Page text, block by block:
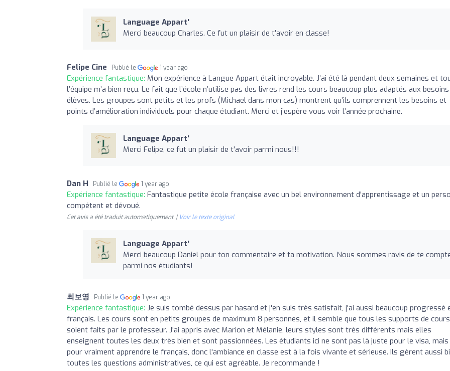
Language Appart'
Merci beaucoup Charles. Ce fut un plaisir de t’avoir en classe!
Felipe Cine Publié le 1 year ago
Expérience fantastique: Mon expérience à Langue Appart était incroyable. J’ai été là pendant deux semaines et
l’équipe m’a bien reçu. Le fait que l’école n’utilise pas des livres rend les cours beaucoup plus adaptés aux
élèves. Les groupes sont petits et les profs (Michael dans mon cas) montrent qu’ils comprennent les besoins et
points d’amélioration individuels pour chaque étudiant. Merci et j’espère vous voir l’année prochaine.
Language Appart'
Merci Felipe, ce fut un plaisir de t'avoir parmi nous!!!
Dan H Publié le 1 year ago
Expérience fantastique: Fantastique petite école française avec un bel environnement d'apprentissage et un
compétent et dévoué.
Cet avis a été traduit automatiquement. | Voir le texte original
Language Appart'
Merci beaucoup Daniel pour ton commentaire et ta motivation. Nous sommes ravis de te
parmi nos étudiants!
최보영 Publié le 1 year ago
Expérience fantastique: Je suis tombé dessus par hasard et j'en suis très satisfait, j'ai aussi beaucoup progressé
français. Les cours sont en petits groupes de maximum 8 personnes, et il semble que tous les supports de cours
soient faits par le professeur. J'ai appris avec Marion et Mélanie, leurs styles sont très différents mais elles
enseignent toutes les deux très bien et sont passionnées. Les étudiants ici ne sont pas là juste pour le visa, mais
pour vraiment apprendre le français, donc l'ambiance en classe est à la fois vivante et sérieuse. Ils gèrent aussi
toutes les questions administratives, ce qui est agréable. Je recommande !